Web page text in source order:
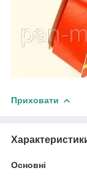
Приховати
Основні